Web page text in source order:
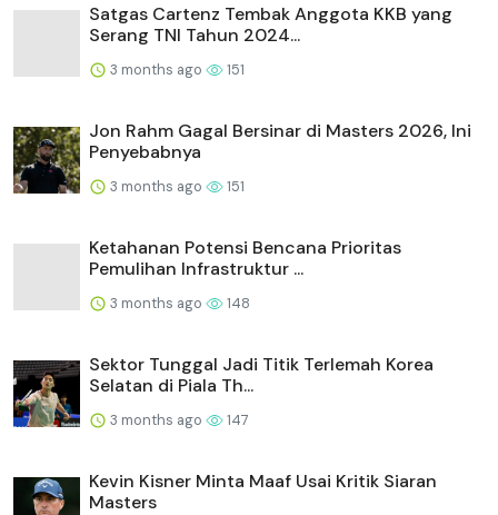
Satgas Cartenz Tembak Anggota KKB yang
Serang TNI Tahun 2024...
3 months ago 151
Jon Rahm Gagal Bersinar di Masters 2026, Ini
Penyebabnya
3 months ago 151
Ketahanan Potensi Bencana Prioritas
Pemulihan Infrastruktur ...
3 months ago 148
Sektor Tunggal Jadi Titik Terlemah Korea
Selatan di Piala Th...
3 months ago 147
Kevin Kisner Minta Maaf Usai Kritik Siaran
Masters